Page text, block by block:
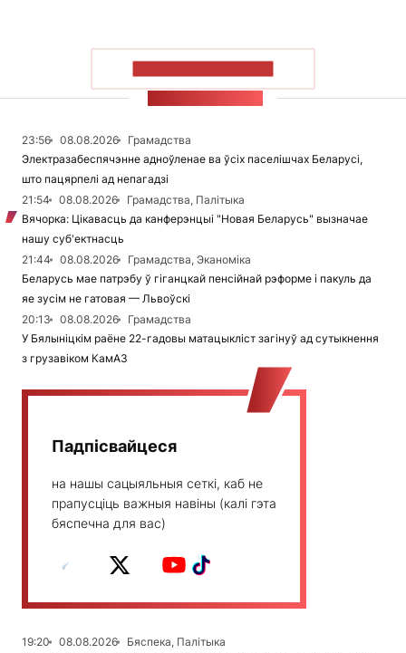
23:56 08.08.2026
Грамадства
Электразабеспячэнне адноўленае ва ўсіх паселішчах Беларусі,
што пацярпелі ад непагадзі
21:54
08.08.2026
Грамадства, Палітыка
Вячорка: Цікавасць да канферэнцыі "Новая Беларусь" вызначае
нашу суб'ектнасць
21:44
08.08.2026
Грамадства, Эканоміка
Беларусь мае патрэбу ў гіганцкай пенсійнай рэформе і пакуль да
яе зусім не гатовая — Львоўскі
20:13
08.08.2026
Грамадства
У Бялыніцкім раёне 22-гадовы матацыкліст загінуў ад сутыкнення
з грузавіком КамАЗ
Падпісвайцеся
на нашы сацыяльныя сеткі, каб не
прапусціць важныя навіны (калі гэта
бяспечна для вас)
19:20 08.08.2026
Бяспека, Палітыка